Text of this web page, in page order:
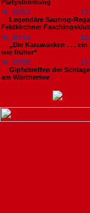
Partystimmung
Nr. 18761
Legendäre Sautrog-
Feldkirchner
Nr. 18759
„Die Karawanken . . . ein
wie früher“
Nr. 18758
Gipfeltreffen der
am Wörthersee